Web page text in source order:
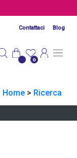
Contattaci Blog
0
Home > Ricerca